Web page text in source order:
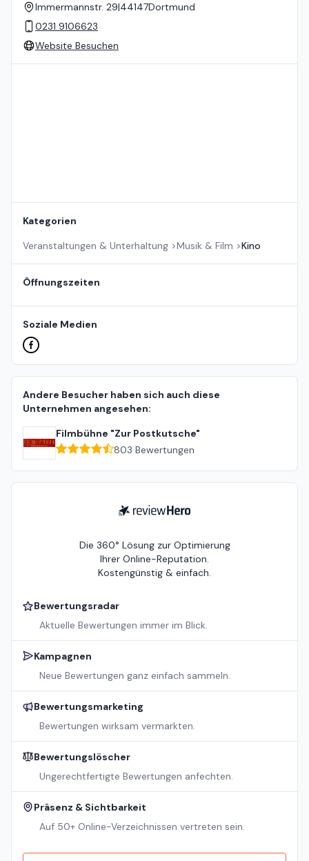
Immermannstr. 29|44147Dortmund
0231 9106623
Website Besuchen
Kategorien
Veranstaltungen & Unterhaltung >Musik & Film >Kino
Öffnungszeiten
Soziale Medien
Andere Besucher haben sich auch diese
Unternehmen angesehen:
Filmbühne "Zur Postkutsche"
803 Bewertungen
ReviewHero
Die 360° Lösung zur Optimierung
Ihrer Online-Reputation.
Kostengünstig & einfach.
Bewertungsradar
Aktuelle Bewertungen immer im Blick.
Kampagnen
Neue Bewertungen ganz einfach sammeln.
Bewertungsmarketing
Bewertungen wirksam vermarkten.
Bewertungslöscher
Ungerechtfertigte Bewertungen anfechten.
Präsenz & Sichtbarkeit
Auf 50+ Online-Verzeichnissen vertreten sein.